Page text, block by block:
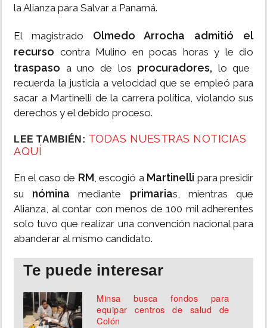
la Alianza para Salvar a Panamá.
El magistrado Olmedo Arrocha admitió el
recurso contra Mulino en pocas horas y le dio
traspaso a uno de los procuradores, lo que
recuerda la justicia a velocidad que se empleó para
sacar a Martinelli de la carrera política, violando sus
derechos y el debido proceso.
LEE TAMBIÉN: TODAS NUESTRAS NOTICIAS
AQUÍ
En el caso de RM, escogió a Martinelli para presidir
su nómina mediante primarias, mientras que
Alianza, al contar con menos de 100 mil adherentes
solo tuvo que realizar una convención nacional para
abanderar al mismo candidato.
Te puede interesar
Minsa busca fondos para
equipar centros de salud de
Colón